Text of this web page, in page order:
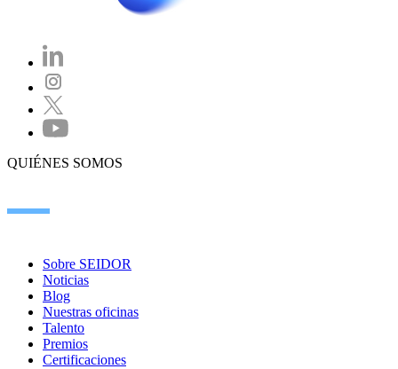
QUIÉNES SOMOS
Sobre SEIDOR
Noticias
Blog
Nuestras oficinas
Talento
Premios
Certificaciones